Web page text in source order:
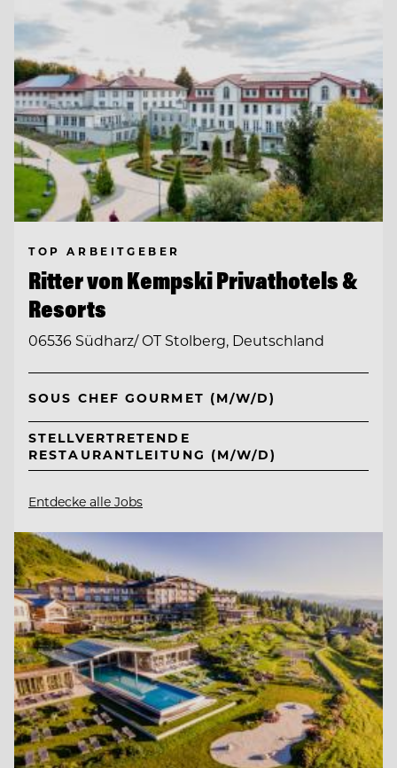
TOP ARBEITGEBER
Ritter von Kempski Privathotels &
Resorts
06536 Südharz/ OT Stolberg, Deutschland
SOUS CHEF GOURMET (M/W/D)
STELLVERTRETENDE
RESTAURANTLEITUNG (M/W/D)
Entdecke alle Jobs